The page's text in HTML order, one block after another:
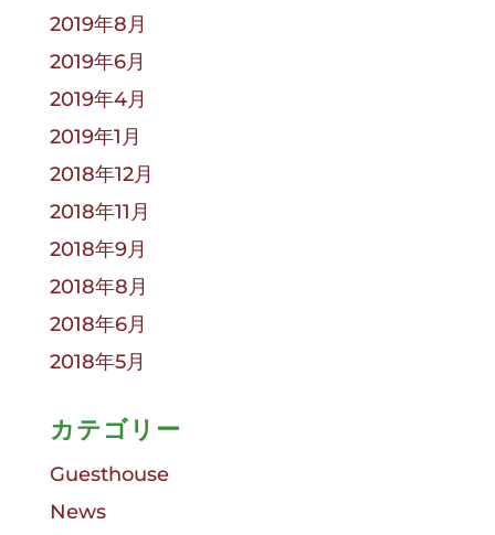
2019年8月
2019年6月
2019年4月
2019年1月
2018年12月
2018年11月
2018年9月
2018年8月
2018年6月
2018年5月
カテゴリー
Guesthouse
News